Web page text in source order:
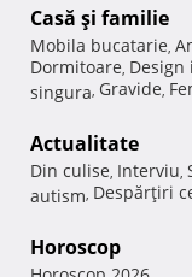
Casă şi familie
Mobila bucatarie,
Dormitoare,
singura, Gravide,
Actualitate
Din culise, Interviu,
autism, Despărţiri
Horoscop